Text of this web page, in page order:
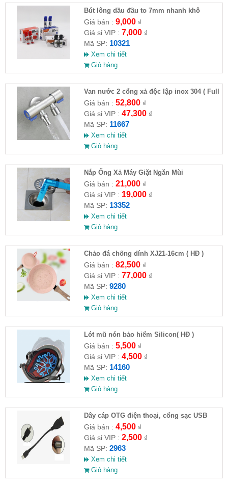
Bút lông dầu đầu to 7mm nhanh khô
Giá bán : 9,000₫
Giá sỉ VIP : 7,000₫
Mã SP: 10321
Xem chi tiết
Giỏ hàng
Van nước 2 cổng xả độc lập inox 304 ( Full
VAT )
Giá bán : 52,800₫
Giá sỉ VIP : 47,300₫
Mã SP: 11667
Xem chi tiết
Giỏ hàng
Nắp Ống Xả Máy Giặt Ngăn Mùi
Giá bán : 21,000₫
Giá sỉ VIP : 19,000₫
Mã SP: 13352
Xem chi tiết
Giỏ hàng
Chảo đá chống dính XJ21-16cm ( HĐ )
Giá bán : 82,500₫
Giá sỉ VIP : 77,000₫
Mã SP: 9280
Xem chi tiết
Giỏ hàng
Lót mũ nón bảo hiểm Silicon( HĐ )
Giá bán : 5,500₫
Giá sỉ VIP : 4,500₫
Mã SP: 14160
Xem chi tiết
Giỏ hàng
Dây cáp OTG điện thoại, cổng sạc USB
Giá bán : 4,500₫
Giá sỉ VIP : 2,500₫
Mã SP: 2963
Xem chi tiết
Giỏ hàng